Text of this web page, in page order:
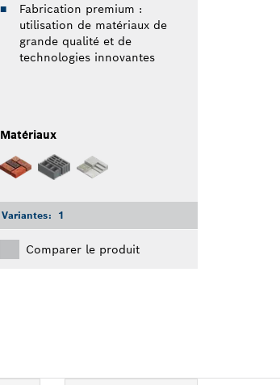
Fabrication premium :
utilisation de matériaux de
grande qualité et de
technologies innovantes
Matériaux
Variantes: 1
Comparer le produit